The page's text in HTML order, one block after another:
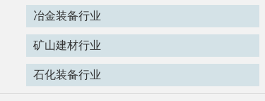
冶金装备行业
矿山建材行业
石化装备行业